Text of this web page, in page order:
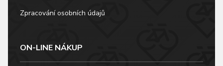
Zpracování osobních údajů
ON-LINE NÁKUP